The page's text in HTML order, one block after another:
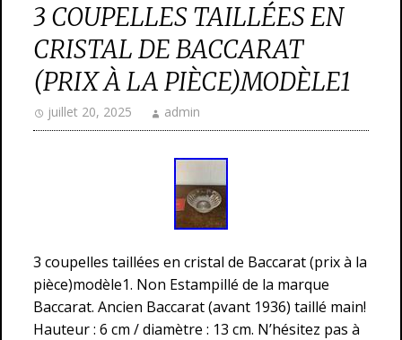
3 COUPELLES TAILLÉES EN
CRISTAL DE BACCARAT
(PRIX À LA PIÈCE)MODÈLE1
juillet 20, 2025 admin
3 coupelles taillées en cristal de Baccarat (prix à la
pièce)modèle1. Non Estampillé de la marque
Baccarat. Ancien Baccarat (avant 1936) taillé main!
Hauteur : 6 cm / diamètre : 13 cm. N’hésitez pas à